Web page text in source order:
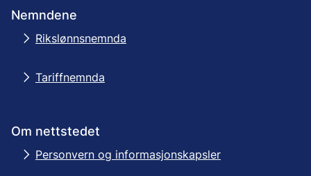
Nemndene
Rikslønnsnemnda
Tariffnemnda
Om nettstedet
Personvern og informasjonskapsler